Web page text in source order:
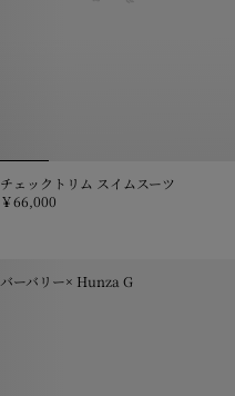
チェックトリム スイムスーツ
￥66,000
バーバリー× Hunza G